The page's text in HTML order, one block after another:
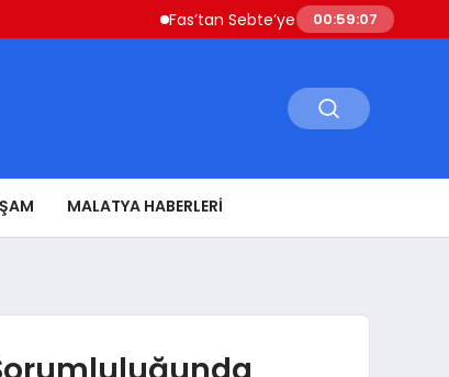
Fas’tan Sebte’ye Geçen Göçmenler
00:59:08
MALATYA HABERLERI